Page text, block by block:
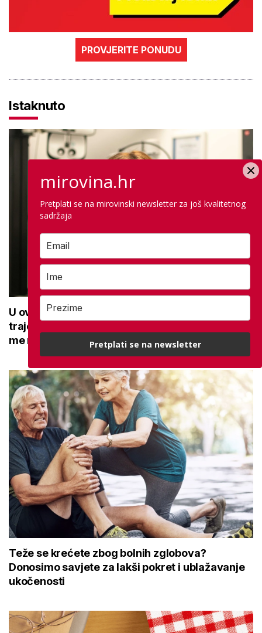
PROVJERITE PONUDU
Istaknuto
U ovoj optici rade najdetaljniji pregled vida,
traje sat vremena: Bila sam na njemu, evo što
me naučio
Teže se krećete zbog bolnih zglobova?
Donosimo savjete za lakši pokret i ublažavanje
ukočenosti
mirovina.hr
Pretplati se na mirovinski newsletter za još kvalitetnog
sadržaja
Pretplati se na newsletter